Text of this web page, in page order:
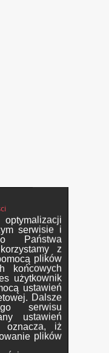
serwisie i
Państwa
z
plików
końcowych
użytkownik
ustawień
Dalsze
serwisu
ustawień
oznacza, iż
plików